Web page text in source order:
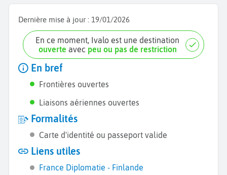
Dernière mise à jour : 19/01/2026
En ce moment, Ivalo est une destination
ouverte avec peu ou pas de restriction
En bref
Frontières ouvertes
Liaisons aériennes ouvertes
Formalités
Carte d'identité ou passeport valide
Liens utiles
France Diplomatie - Finlande